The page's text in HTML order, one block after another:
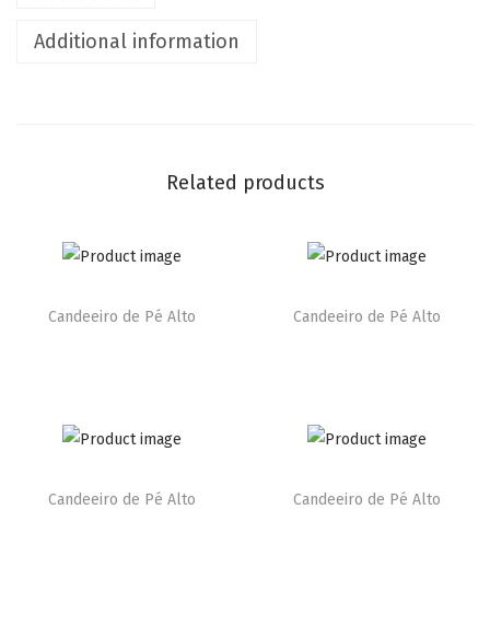
Additional information
Related products
Candeeiro de Pé Alto Candeeiro de Pé Alto
Candeeiro de Pé Alto Candeeiro de Pé Alto